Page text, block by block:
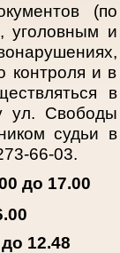
(по
уголовным и
контроля и в
в
ул. Свободы
судьи в
66-03.
до 17.00
12.48